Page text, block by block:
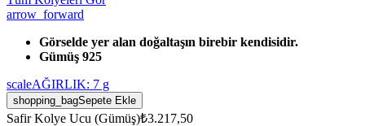
arrow_forward
Görselde yer alan doğaltaşın birebir kendisidir.
Gümüş 925
scaleAĞIRLIK: 7 g
shopping_bagSepete Ekle
Safir Kolye Ucu (Gümüş)₺3.217,50